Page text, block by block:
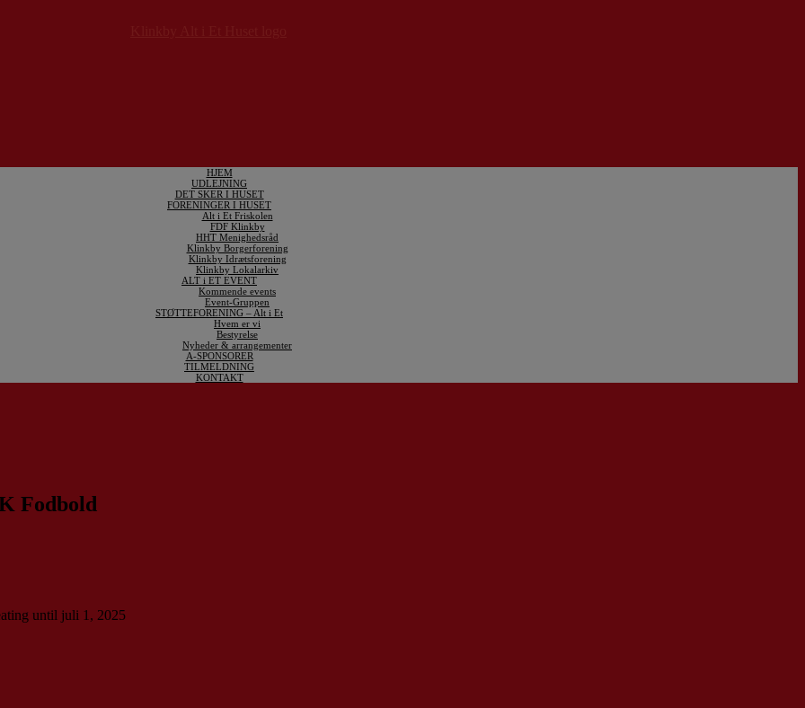
HJEM
UDLEJNING
DET SKER I HUSET
FORENINGER I HUSET
Alt i Et Friskolen
FDF Klinkby
HHT Menighedsråd
Klinkby Borgerforening
Klinkby Idrætsforening
Klinkby Lokalarkiv
ALT i ET EVENT
Kommende events
Event-Gruppen
STØTTEFORENING – Alt i Et
Hvem er vi
Bestyrelse
Nyheder & arrangementer
A-SPONSORER
TILMELDNING
KONTAKT
Fodbold
until juli 1, 2025